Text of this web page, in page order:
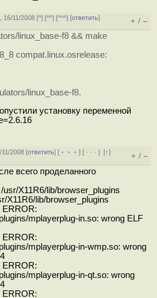
16/11/2008 [^] [^^] [^^^] [ответить]
+ / –
linux_base-f8 && make
compat.linux.osrelease:
linux_base-f8.
установку переменной
2008 [ответить] [ ﹢﹢﹢] [ · · ·][↑]
+ / –
всего проделанного
X11R6/lib/browser_plugins
X11R6/lib/browser_plugins
mplayerplug-in.so: wrong ELF
mplayerplug-in-wmp.so: wrong
mplayerplug-in-qt.so: wrong